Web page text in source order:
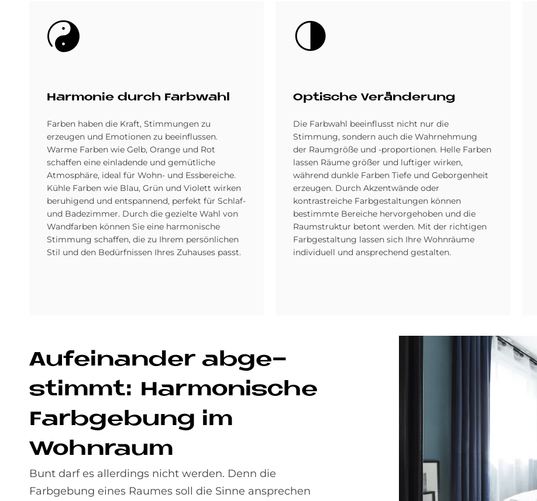
Bild
Har­mo­nie durch Farb­wahl
Farben haben die Kraft, Stimmungen zu
erzeugen und Emotionen zu beeinflussen.
Warme Farben wie Gelb, Orange und Rot
schaffen eine einladende und gemütliche
Atmosphäre, ideal für Wohn- und Essbereiche.
Kühle Farben wie Blau, Grün und Violett wirken
beruhigend und entspannend, perfekt für Schlaf-
und Badezimmer. Durch die gezielte Wahl von
Wandfarben können Sie eine harmonische
Stimmung schaffen, die zu Ihrem persönlichen
Stil und den Bedürfnissen Ihres Zuhauses passt.
Bild
Op­ti­sche Ver­än­de­rung
Die Farbwahl beeinflusst nicht nur die
Stimmung, sondern auch die Wahrnehmung
der Raumgröße und -proportionen. Helle Farben
lassen Räume größer und luftiger wirken,
während dunkle Farben Tiefe und Geborgenheit
erzeugen. Durch Akzentwände oder
kontrastreiche Farbgestaltungen können
bestimmte Bereiche hervorgehoben und die
Raumstruktur betont werden. Mit der richtigen
Farbgestaltung lassen sich Ihre Wohnräume
individuell und ansprechend gestalten.
Auf­ein­an­der ab­ge­
stim­mt: Har­mo­ni­sche
Farb­ge­bung im
Wohn­raum
Bunt darf es allerdings nicht werden. Denn die
Farbgebung eines Raumes soll die Sinne ansprechen